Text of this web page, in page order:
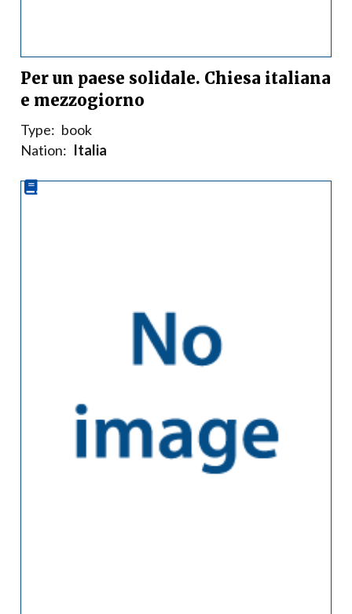
Per un paese solidale. Chiesa italiana
e mezzogiorno
Type: book
Nation: Italia